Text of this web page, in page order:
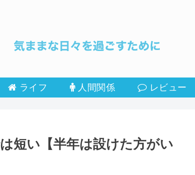
ライフ 人間関係 レビュー
短い【半年は設けた方がい